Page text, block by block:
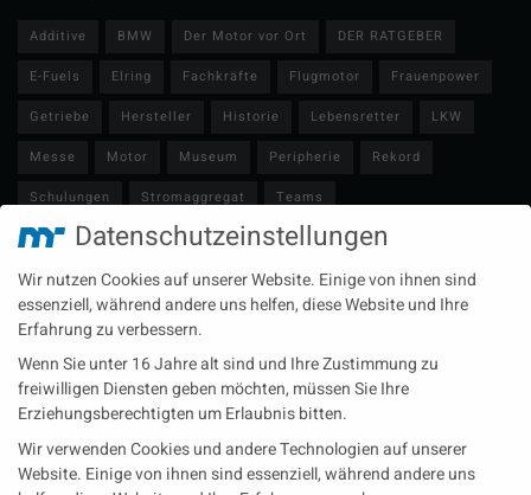
Additive BMW Der Motor vor Ort
DER RATGEBER
E-Fuels
Elring Fachkräfte Flugmotor
Frauenpower
Getriebe
Hersteller Historie Lebensretter
LKW
Messe
Motor Museum Peripherie
Rekord
Schulungen
Stromaggregat
Teams
Technische Redaktion
Turbolader Video
Zulieferer
Öl-E-Fuels-Schmierstoffe
Neueste Beiträge
Wärme aus der Tiefe MTU heizt künftig mit Geothermie
MAN Engines bringt D3872 für die Stromversorgung im
Marinebereich
Datenschutzeinstellungen
Wir nutzen Cookies auf unserer Website. Einige von ihnen sind
essenziell, während andere uns helfen, diese Website und Ihre
Erfahrung zu verbessern.
Wenn Sie unter 16 Jahre alt sind und Ihre Zustimmung zu
freiwilligen Diensten geben möchten, müssen Sie Ihre
Erziehungsberechtigten um Erlaubnis bitten.
Wir verwenden Cookies und andere Technologien auf unserer
Website. Einige von ihnen sind essenziell, während andere uns